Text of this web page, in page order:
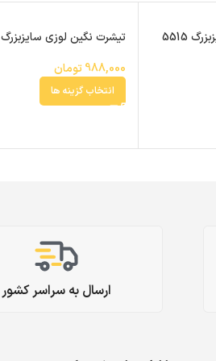
5515
تیشرت نگین لوزی سایزبزرگ 5515
988,000 تومان
انتخاب گزینه ها
ارسال به سراسر کشور